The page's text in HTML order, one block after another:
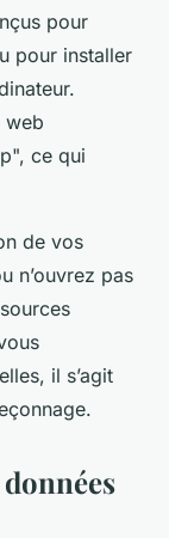
pour
pour installer
web
ce qui
de vos
n’ouvrez pas
il s’agit